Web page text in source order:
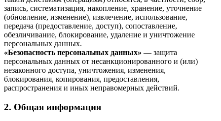
запись, систематизация, накопление, хранение, уточнение
(обновление, изменение), извлечение, использование,
передача (предоставление, доступ), сопоставление,
обезличивание, блокирование, удаление и уничтожение
персональных данных.
«Безопасность персональных данных» — защита
персональных данных от несанкционированного и (или)
незаконного доступа, уничтожения, изменения,
блокирования, копирования, предоставления,
распространения и иных неправомерных действий.
2. Общая информация